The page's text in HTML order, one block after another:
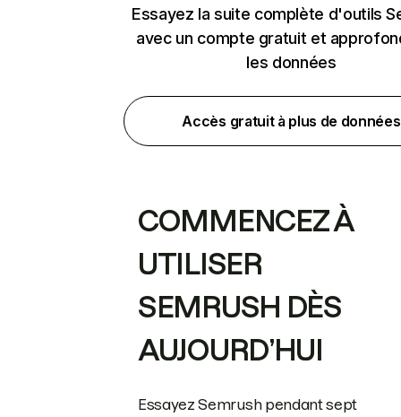
Essayez la suite complète d'outils
avec un compte gratuit et
les données
Accès gratuit à plus de données
COMMENCEZ À
UTILISER
SEMRUSH DÈS
AUJOURD’HUI
Essayez Semrush pendant sept